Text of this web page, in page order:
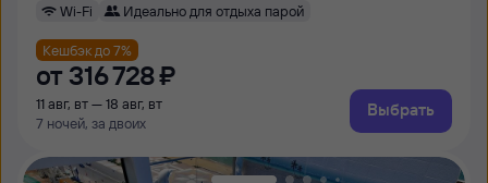
Wi-Fi
Идеально для отдыха парой
Кешбэк до 7%
от 316 ⁠728 ⁠₽
11 авг, вт — 18 авг, вт
7 ночей, за двоих
Выбрать